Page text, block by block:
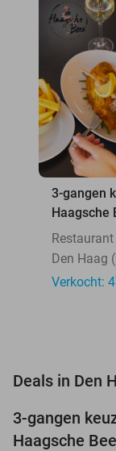
3-gangen
Haagsche
Den Haag
Verkocht:
Deals in Den
3-gangen
Haagsche